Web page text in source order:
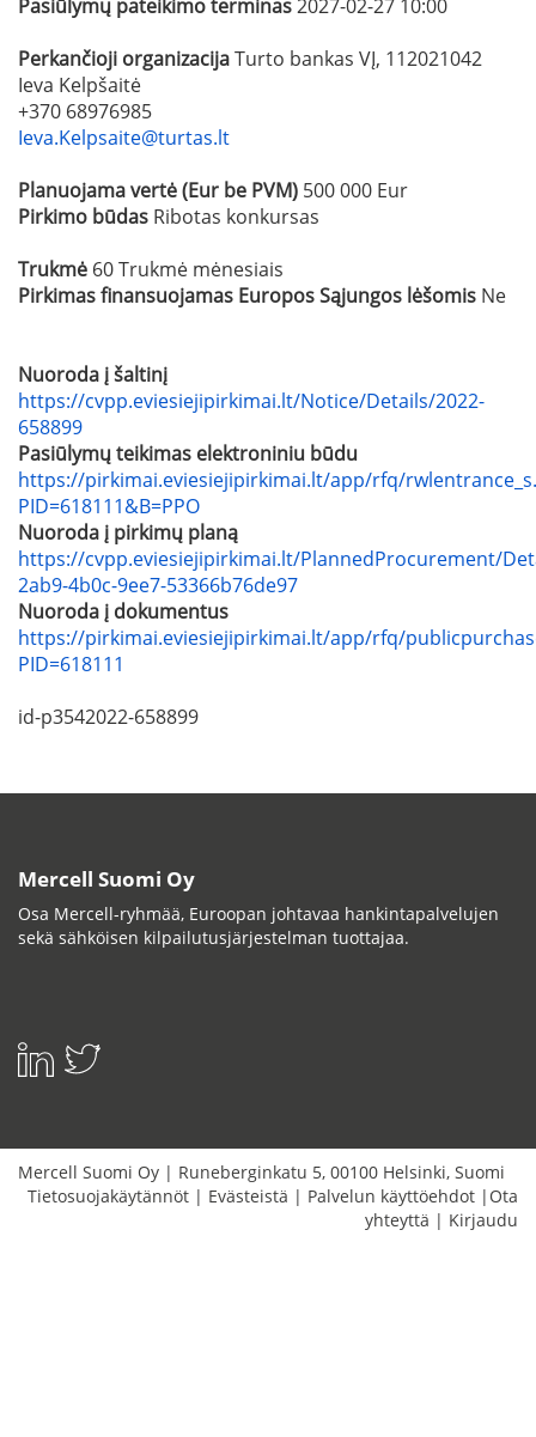
Pasiūlymų pateikimo terminas2027-02-27 10:00
Perkančioji organizacijaTurto bankas VĮ, 112021042
Ieva Kelpšaitė
+370 68976985
Ieva.Kelpsaite@turtas.lt
Planuojama vertė (Eur be PVM) 500 000 Eur
Pirkimo būdas Ribotas konkursas
Trukmė 60 Trukmė mėnesiais
Pirkimas finansuojamas Europos Sąjungos lėšomis Ne
Nuoroda į šaltinį
https://cvpp.eviesiejipirkimai.lt/Notice/Details/2022-
658899
Pasiūlymų teikimas elektroniniu būdu
https://pirkimai.eviesiejipirkimai.lt/app/rfq/
PID=618111&B=PPO
Nuoroda į pirkimų planą
https://cvpp.eviesiejipirkimai.lt/PlannedProcurement/
2ab9-4b0c-9ee7-53366b76de97
Nuoroda į dokumentus
https://pirkimai.eviesiejipirkimai.lt/app/rfq/
PID=618111
id-p3542022-658899
Mercell Suomi Oy
Osa Mercell-ryhmää, Euroopan johtavaa hankintapalvelujen
sekä sähköisen kilpailutusjärjestelman tuottajaa.
Mercell Suomi Oy | Runeberginkatu 5, 00100 Helsinki, Suomi
Tietosuojakäytännöt | Evästeistä | Palvelun käyttöehdot | Ota
yhteyttä | Kirjaudu